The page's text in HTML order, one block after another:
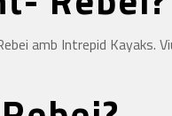
amb Intrepid Kayaks.